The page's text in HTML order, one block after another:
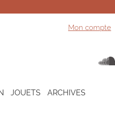
Mon compte
JOUETS ARCHIVES